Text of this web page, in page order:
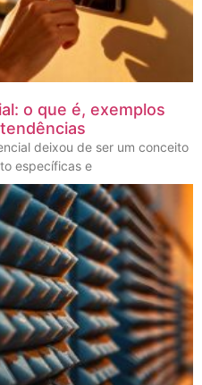
o que é, exemplos
deixou de ser um conceito
específicas e